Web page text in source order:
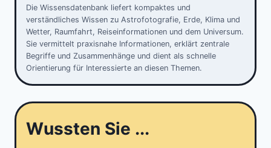
Die Wissensdatenbank liefert kompaktes und
verständliches Wissen zu Astrofotografie, Erde, Klima und
Wetter, Raumfahrt, Reiseinformationen und dem Universum.
Sie vermittelt praxisnahe Informationen, erklärt zentrale
Begriffe und Zusammenhänge und dient als schnelle
Orientierung für Interessierte an diesen Themen.
Wussten Sie ...